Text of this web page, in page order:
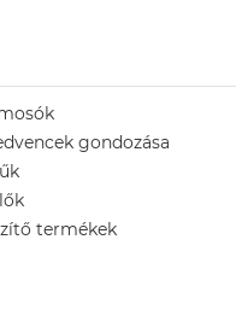
gondozása
termékek